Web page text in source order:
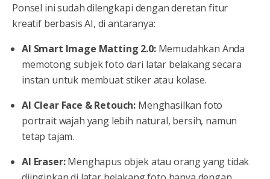
Ponsel ini sudah dilengkapi dengan deretan fitur
kreatif berbasis AI, di antaranya:
AI Smart Image Matting 2.0:Memudahkan Anda
memotong subjek foto dari latar belakang secara
instan untuk membuat stiker atau kolase.
AI Clear Face & Retouch: Menghasilkan foto
portrait wajah yang lebih natural, bersih, namun
tetap tajam.
AI Eraser:Menghapus objek atau orang yang tidak